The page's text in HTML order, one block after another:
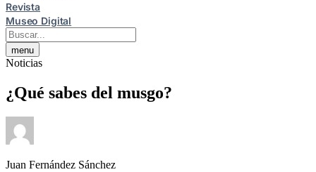
Revista
Museo Digital
menu
Noticias
¿Qué sabes del musgo?
Juan Fernández Sánchez